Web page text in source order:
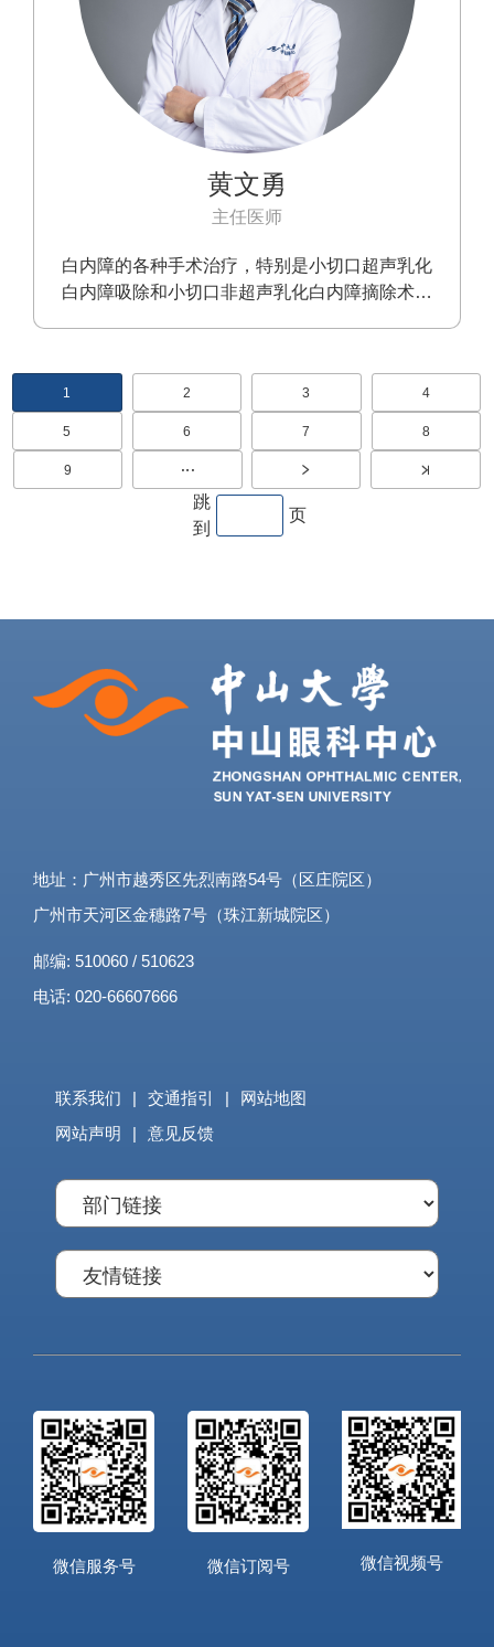
黄文勇
主任医师
白内障的各种手术治疗，特别是小切口超声乳化
白内障吸除和小切口非超声乳化白内障摘除术、
当
前
页
1
页
面
2
页
面
3
页
面
4
页
面
5
页
面
6
页
面
7
页
面
8
页
面
9
跳
到
页
地址：广州市越秀区先烈南路54号（区庄院区）
广州市天河区金穗路7号（珠江新城院区）
邮编: 510060 / 510623
电话: 020-66607666
联系我们 | 交通指引 |
网站地图
网站声明
| 意见反馈
微信服务号 微信订阅号 微信视频号